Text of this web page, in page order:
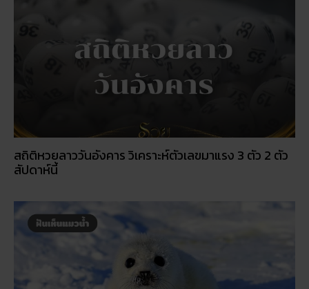
สถิติหวยลาววันอังคาร วิเคราะห์ตัวเลขมาแรง 3 ตัว 2 ตัว
สัปดาห์นี้